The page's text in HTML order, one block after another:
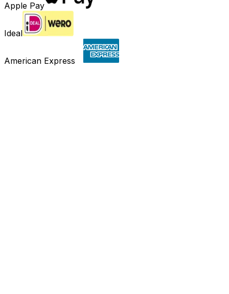
Apple Pay
Ideal
American Express